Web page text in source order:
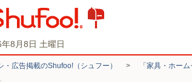
8月8日 土曜日
・広告掲載のShufoo!（シュフー） > 「家具・ホー